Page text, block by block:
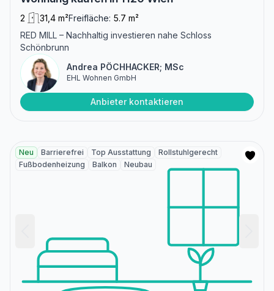
2 31,4 m²Freifläche: 5.7 m²
RED MILL – Nachhaltig investieren nahe Schloss
Schönbrunn
Andrea PÖCHHACKER; MSc
EHL Wohnen GmbH
Anbieter kontaktieren
Neu Barrierefrei Top Ausstattung
Rollstuhlgerecht
Fußbodenheizung
Balkon Neubau